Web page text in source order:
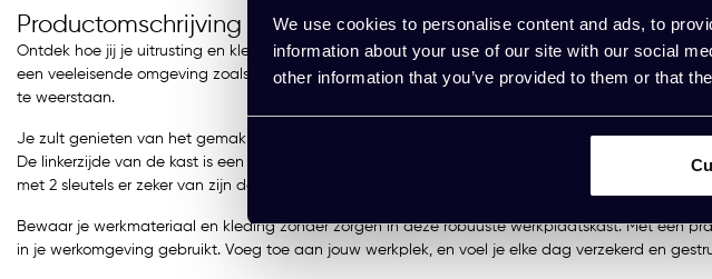
We use cookies to personalise content and ads, to
information about your use of our site with our social
other information that you’ve provided to them or that
Productomschrijving
Ontdek hoe jij je uitrusting en kleding georganiseerd en veilig houdt met onze werkplaatskast.
een veeleisende omgeving zoals bouwunits of scholen. Je krijgt de veelzijdigheid van een kast
te weerstaan.
Je zult genieten van het gemak dat deze kast biedt met aan de ene zijde een legbord voor
De linkerzijde van de kast is een
voor organisatie met 3 verstelbare legborden die zich
met 2 sleutels er zeker van zijn dat jouw persoonlijke items altijd veilig zijn.
Bewaar je werkmateriaal en kleding zonder zorgen in deze robuuste werkplaatskast. Met een
in je werkomgeving gebruikt. Voeg toe aan jouw werkplek, en voel je elke dag verzekerd en